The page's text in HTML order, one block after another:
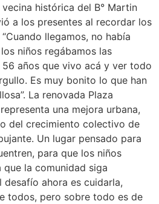
histórica del B° Martin
a los presentes al recordar los
llegamos, no había
niños regábamos las
años que vivo acá y ver todo
Es muy bonito lo que han
La renovada Plaza
una mejora urbana,
del crecimiento colectivo de
Un lugar pensado para
para que los niños
que la comunidad siga
desafío ahora es cuidarla,
todos, pero sobre todo es de